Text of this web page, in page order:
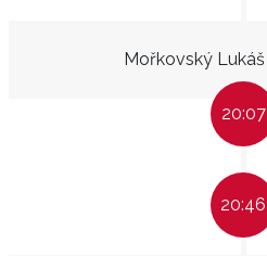
Mořkovský Lukáš
20:07
20:46